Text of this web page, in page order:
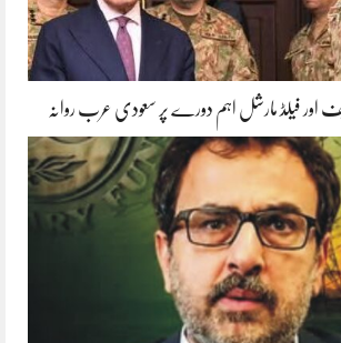
اور فیلڈ مارشل اہم دورے پر سعودی عرب روانہ